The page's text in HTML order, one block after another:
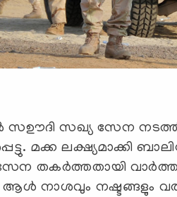
സഊദി സഖ്യ സേന
മക്ക ലക്ഷ്യമാക്കി
സേന തകര്‍ത്തതായി
നാശവും നഷ്ടങ്ങളും